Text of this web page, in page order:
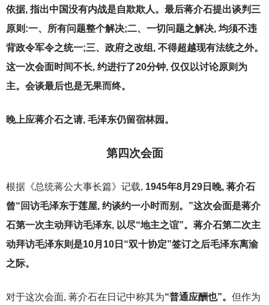
依据, 指出中国没有内战是自欺欺人。最后蒋介石提出谈判三
原则:一、所有问题整个解决;二、一切问题之解决, 均须不违
背政令军令之统一;三、政府之改组, 不得超越现有法统之外。
这一次会面时间不长, 约进行了20分钟, 仅仅以讨论原则为
主。会谈最后也是无果而终。
晚上应蒋介石之请, 毛泽东仍留宿林园。
第四次会面
根据《总统蒋公大事长篇》记载, 1945年8月29日晚, 蒋介石
曾“回访毛泽东于莲屋, 约谈约一小时而别。”这次会面是蒋介
石第一次主动拜访毛泽东, 以尽“地主之谊”。蒋介石第二次主
动拜访毛泽东则是10月10日“双十协定”签订之后毛泽东离渝
之际。
对于这次会面, 蒋介石在日记中称其为“普通应酬也”。 但作为